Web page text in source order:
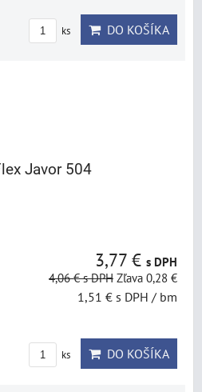
ks DO KOŠÍKA
Javor 504
3,77 € s DPH
4,06 €s DPH Zľava 0,28 €
1,51 € s DPH / bm
ks DO KOŠÍKA